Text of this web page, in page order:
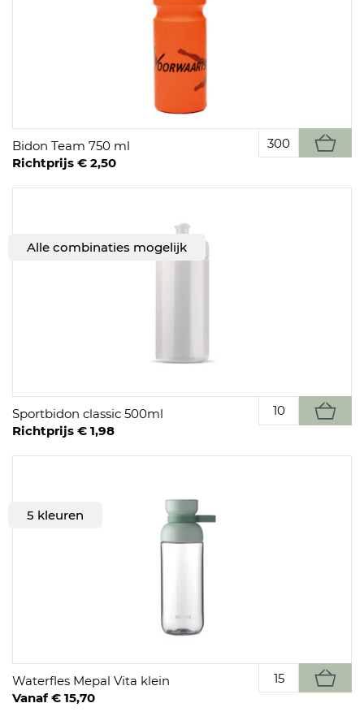
Bidon Team 750 ml
Richtprijs € 2,50
Alle combinaties mogelijk
Sportbidon classic 500ml
Richtprijs € 1,98
5 kleuren
Waterfles Mepal Vita klein
Vanaf € 15,70